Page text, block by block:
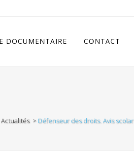
DOCUMENTAIRE CONTACT
Actualités > Défenseur des droits. Avis